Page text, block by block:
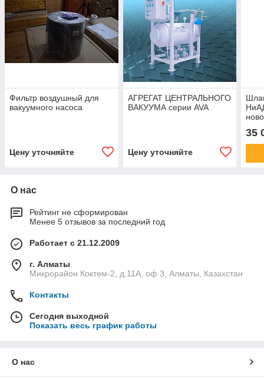
Фильтр воздушный для
вакуумного насоса
Цену уточняйте
АГРЕГАТ ЦЕНТРАЛЬНОГО
ВАКУУМА серии AVA
Цену уточняйте
35
О нас
Рейтинг не сформирован
Менее 5 отзывов за последний год
Работает с 21.12.2009
г. Алматы
Микрорайон Коктем-2, д.11А, оф.3, Алматы, Казахстан
Контакты
Сегодня выходной
Показать весь график работы
О нас